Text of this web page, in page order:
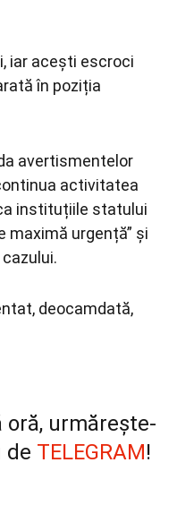
iar acești escroci
în poziția
avertismentelor
activitatea
instituțiile statului
maximă urgență” și
deocamdată,
urmărește-
de TELEGRAM!